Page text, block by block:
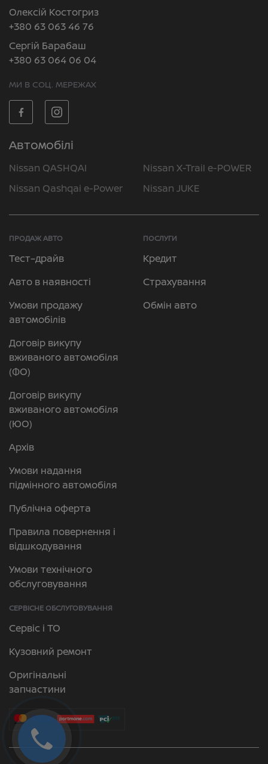
Олексій Костогриз
+380 63 063 46 76
Сергій Барабаш
+380 63 064 06 04
МИ В СОЦ. МЕРЕЖАХ
Автомобілі
Nissan QASHQAI
Nissan X-Trail e-POWER
Nissan Qashqai e-Power
Nissan JUKE
ПРОДАЖ АВТО
Тест–драйв
Авто в наявності
Умови продажу
автомобілів
Договір викупу
вживаного автомобіля
(ФО)
Договір викупу
вживаного автомобіля
(ЮО)
Архів
Умови надання
підмінного автомобіля
Публічна оферта
Правила повернення і
відшкодування
Умови технічного
обслуговування
ПОСЛУГИ
Кредит
Страхування
Обмін авто
СЕРВІСНЕ ОБСЛУГОВУВАННЯ
Сервіс і ТО
Кузовний ремонт
Оригінальні
запчастини